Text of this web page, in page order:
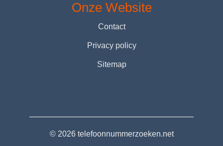
Onze Website
Contact
Privacy policy
Sitemap
© 2026 telefoonnummerzoeken.net